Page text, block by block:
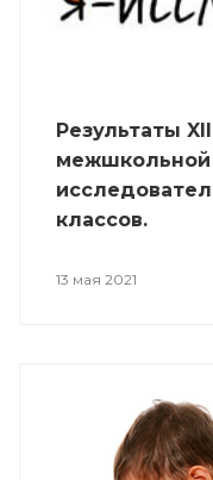
Результаты
межшкольной
классов.
13 мая 2021